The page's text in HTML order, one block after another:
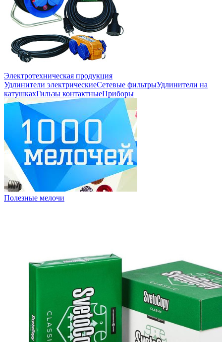
Электротехническая продукция
Удлинители электрическиеСетевые фильтрыУдлинители на
катушкахГильзы контактныеПриборы
Полезные мелочи